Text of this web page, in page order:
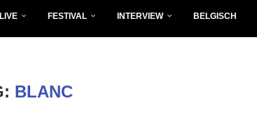
LIVE FESTIVAL INTERVIEW BELGISCH
BLANC